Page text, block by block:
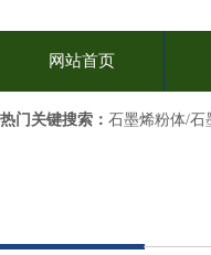
网站首页
热门关键搜索：​ 石墨烯粉体/石